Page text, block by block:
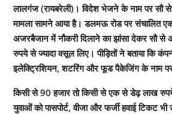
लालगंज (रायबरेली)। विदेश भेजने के नाम पर सौ
मामला सामने आया है। डलमऊ रोड पर संचालित
अजरबैजान में नौकरी दिलाने का झांसा देकर सौ
रुपये से ज्यादा वसूल लिए। पीड़ितों ने बताया कि
इलेक्ट्रिशियन, शटरिंग और फूड पैकेजिंग के नाम पर
किसी से 90 हजार तो किसी से एक से डेढ़ लाख
युवाओं को पासपोर्ट, वीजा और फर्जी हवाई टिकट